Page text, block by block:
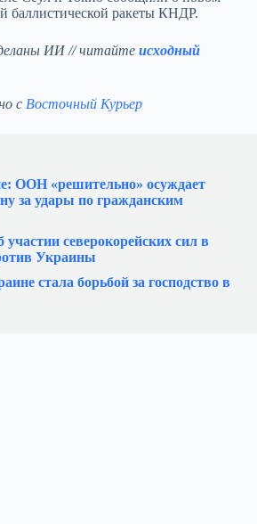
баллистической ракеты КНДР.
ИИ // читайте исходный
с Восточный Курьер
ООН «решительно» осуждает
за удары по гражданским
северокорейских сил в
Украины
стала борьбой за господство в